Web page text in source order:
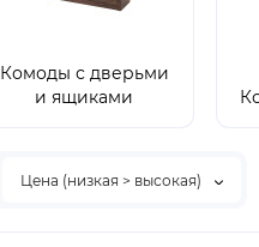
Комоды с дверьми
и ящиками
Цена (низкая > высокая)